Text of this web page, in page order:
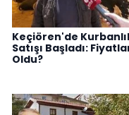
Keçiören'de
Satışı Başladı:
Oldu?